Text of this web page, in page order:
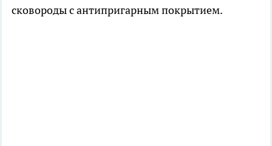
сковороды с антипригарным покрытием.